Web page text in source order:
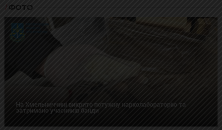
ФОТО
На Хмельниччині викрито потужну нарколабораторію та
затримано учасників банди